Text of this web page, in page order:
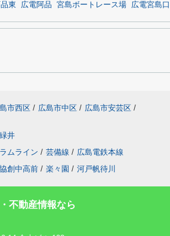
東 広電阿品 宮島ボートレース場 広電宮島口
市西区 / 広島市中区 / 広島市安芸区 /
緑井
ムライン / 芸備線 / 広島電鉄本線
創中高前 / 楽々園 / 河戸帆待川
不動産情報なら